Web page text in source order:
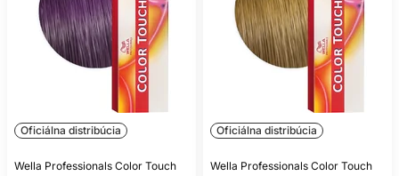
Oficiálna distribúcia
Wella Professionals Color Touch
Oficiálna distribúcia
Wella Professionals Color Touch